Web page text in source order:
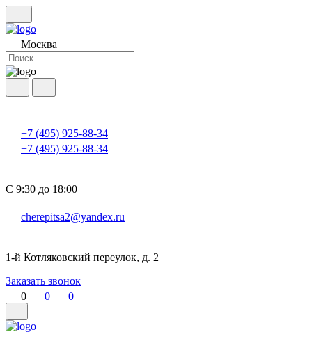
Москва
+7 (495) 925-88-34
+7 (495) 925-88-34
С 9:30 до 18:00
cherepitsa2@yandex.ru
1-й Котляковский переулок, д. 2
Заказать звонок
0
0 0